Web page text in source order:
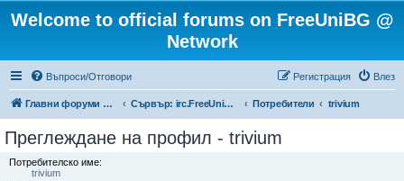
Welcome to official forums on FreeUniBG @
Network
Въпроси/Отговори Влез
Регистрация
Главни форуми на FreeUniBG.eu Сървър: irc.FreeUniBG.eu Потребители trivium
Преглеждане на профил - trivium
Потребителско име:
trivium